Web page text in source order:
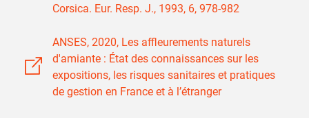
Corsica. Eur. Resp. J., 1993, 6, 978-982
ANSES, 2020, Les affleurements naturels
d'amiante : État des connaissances sur les
expositions, les risques sanitaires et pratiques
de gestion en France et à l’étranger